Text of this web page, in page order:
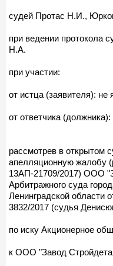
судей Протас Н.И.,
при ведении протокола
Н.А.
при участии:
от истца (заявителя): не
от ответчика
рассмотрев в открытом
апелляционную жалобу
13АП-21709/2017) ООО
Арбитражного суда
Ленинградской области
3832/2017 (судья
по иску Акционерное
к ООО "Завод